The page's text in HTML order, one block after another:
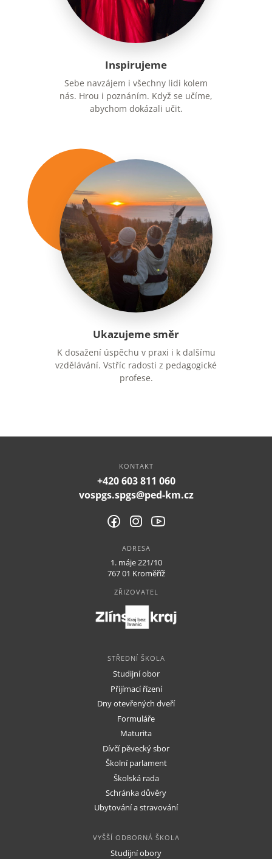
STŘEDNÍ ŠKOLA
VYŠŠÍ ODBORNÁ ŠKOLA
O škole
Dokumenty
Kontakty
Inspirujeme
Sebe navzájem i všechny lidi kolem
nás. Hrou i poznáním. Když se učíme,
abychom dokázali učit.
Ukazujeme směr
K dosažení úspěchu v praxi i k dalšímu
vzdělávání. Vstříc radosti z pedagogické
profese.
KONTAKT
+420 603 811 060
vospgs.spgs@ped-km.cz
ADRESA
1. máje 221/10
767 01 Kroměříž
ZŘIZOVATEL
STŘEDNÍ ŠKOLA
Studijní obor
Přijímací řízení
Dny otevřených dveří
Formuláře
Maturita
Dívčí pěvecký sbor
Školní parlament
Školská rada
Schránka důvěry
Ubytování a stravování
VYŠŠÍ ODBORNÁ ŠKOLA
Studijní obory